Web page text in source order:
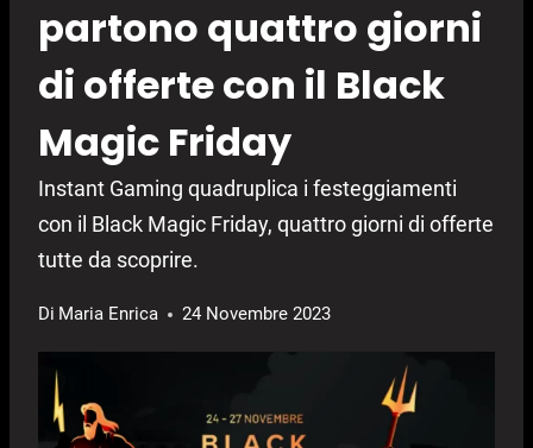
partono quattro giorni
di offerte con il Black
Magic Friday
Instant Gaming quadruplica i festeggiamenti
con il Black Magic Friday, quattro giorni di offerte
tutte da scoprire.
Di Maria Enrica 24 Novembre 2023